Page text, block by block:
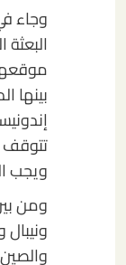
وجاء
بينها
تتوقف
ويجب
ومن
ونيبال